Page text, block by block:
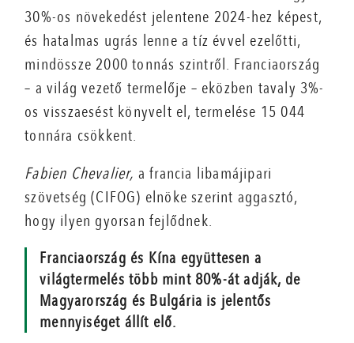
30%-os növekedést jelentene 2024-hez képest,
és hatalmas ugrás lenne a tíz évvel ezelőtti,
mindössze 2000 tonnás szintről. Franciaország
– a világ vezető termelője – eközben tavaly 3%-
os visszaesést könyvelt el, termelése 15 044
tonnára csökkent.
Fabien Chevalier, a francia libamájipari
szövetség (CIFOG) elnöke szerint aggasztó,
hogy ilyen gyorsan fejlődnek.
Franciaország és Kína együttesen a
világtermelés több mint 80%-át adják, de
Magyarország és Bulgária is jelentős
mennyiséget állít elő.